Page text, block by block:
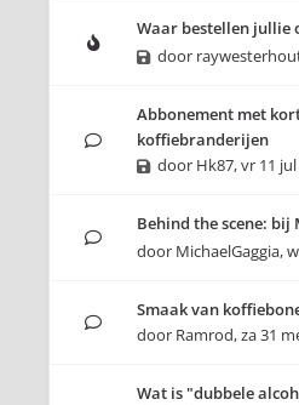
Waar bestellen jullie
door
Abbonement met
koffiebranderijen
door Hk87,vr 11 jul
Behind the scene: bij
door MichaelGaggia,
Smaak van
door Ramrod,za 31
Wat is "dubbele